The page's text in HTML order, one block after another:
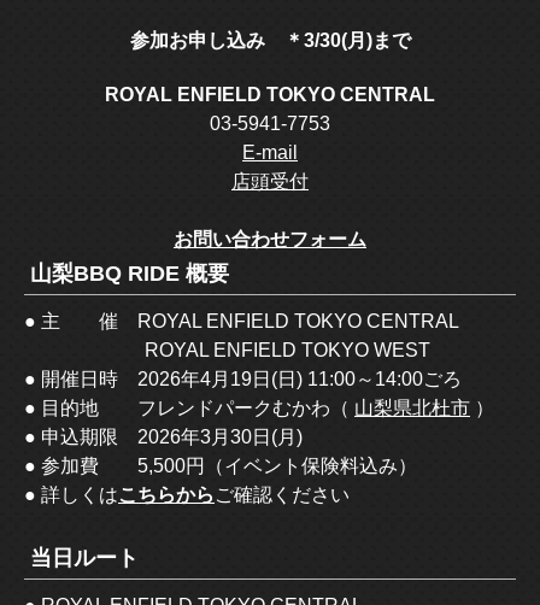
参加お申し込み ＊3/30(月)まで
ROYAL ENFIELD TOKYO CENTRAL
03-5941-7753
E-mail
店頭受付
お問い合わせフォーム
山梨BBQ RIDE 概要
● 主 催 ROYAL ENFIELD TOKYO CENTRAL
ROYAL ENFIELD TOKYO WEST
● 開催日時 2026年4月19日(日) 11:00～14:00ごろ
● 目的地 フレンドパークむかわ（ 山梨県北杜市 ）
● 申込期限 2026年3月30日(月)
● 参加費 5,500円（イベント保険料込み）
● 詳しくはこちらから ご確認ください
当日ルート